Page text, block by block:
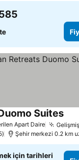
Apart Daire
Suites
Şehir merkezi 0.2 km
için tarihleri